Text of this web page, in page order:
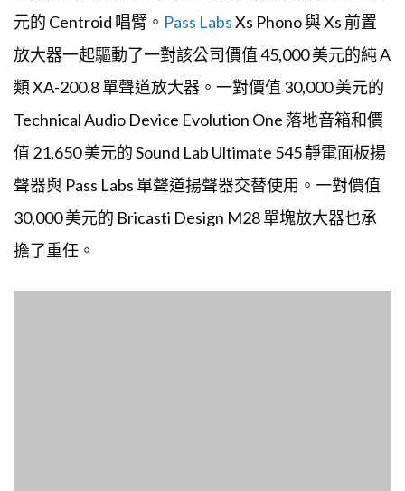
元的 Centroid 唱臂。 Pass LabsXs Phono 與 Xs 前置
放大器一起驅動了一對該公司價值 45,000 美元的純 A
類 XA-200.8 單聲道放大器。一對價值 30,000 美元的
Technical Audio Device Evolution One 落地音箱和價
值 21,650 美元的 Sound Lab Ultimate 545 靜電面板揚
聲器與 Pass Labs 單聲道揚聲器交替使用。一對價值
30,000 美元的 Bricasti Design M28 單塊放大器也承
擔了重任。